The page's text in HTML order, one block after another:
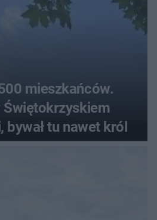
mieszkańców.
Świętokrzyskiem
bywał tu nawet król